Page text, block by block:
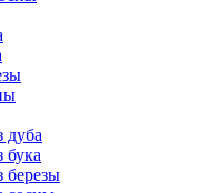
дуба
бука
березы